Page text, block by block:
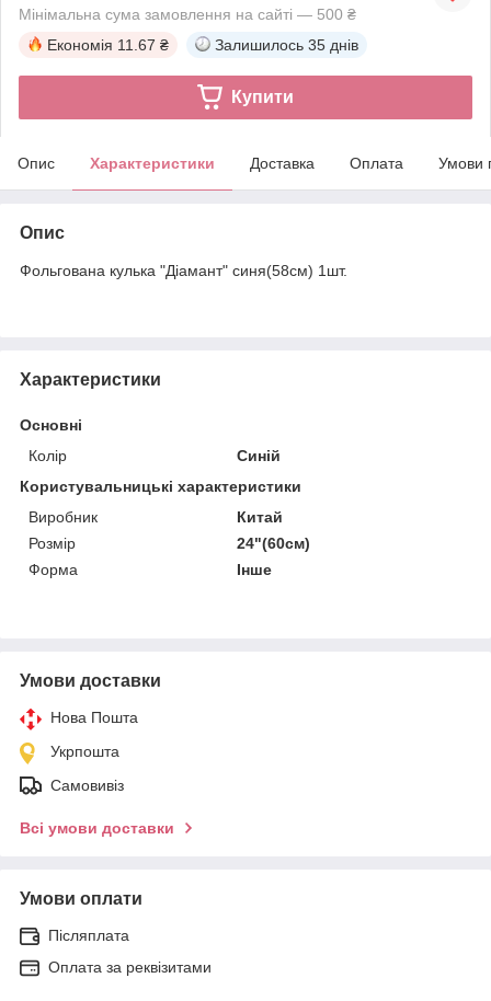
Мінімальна сума замовлення на сайті — 500 ₴
Економія 11.67 ₴ Залишилось 35 днів
Купити
Опис Характеристики Доставка Оплата Умови
Опис
Фольгована кулька "Діамант" синя(58см) 1шт.
Характеристики
Основні
Колір
Синій
Користувальницькі характеристики
Виробник
Китай
Розмір
24"(60см)
Форма
Інше
Умови доставки
Нова Пошта
Укрпошта
Самовивіз
Всі умови доставки
Умови оплати
Післяплата
Оплата за реквізитами